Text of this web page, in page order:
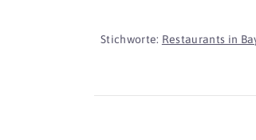
Stichworte: Restaurants in